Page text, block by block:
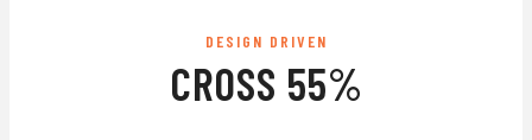
DESIGN DRIVEN
CROSS 55%